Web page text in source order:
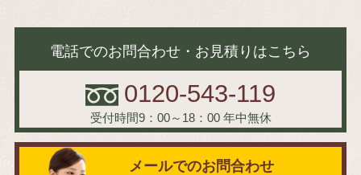
電話でのお問合わせ・お見積りはこちら
0120-543-119
受付時間9：00～18：00 年中無休
メールでのお問合わせ